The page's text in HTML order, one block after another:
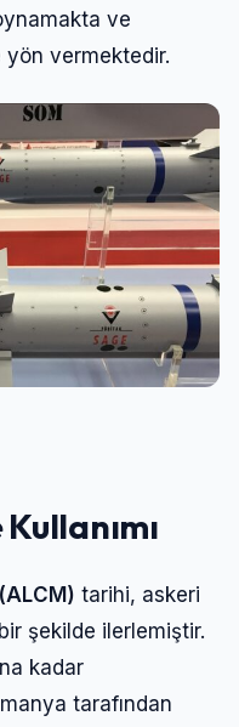
ve
vermektedir.
tarihi, askeri
şekilde ilerlemiştir.
kadar
tarafından